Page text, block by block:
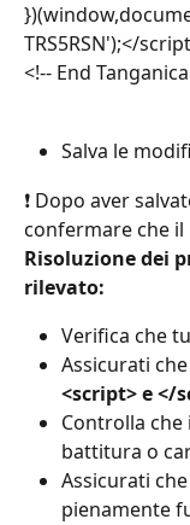
TRS5RSN');</
<!-- End
Salva le
❗ Dopo aver
confermare che
Risoluzione dei
rilevato:
Verifica che
Assicurati
<script> e </
Controlla
battitura o
Assicurati
pienamente